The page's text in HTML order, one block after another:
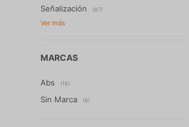
Señalización (87)
MARCAS
Abs (18)
Sin Marca (8)